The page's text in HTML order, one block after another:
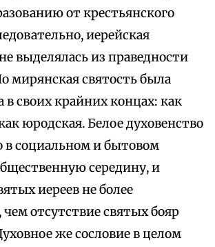
от крестьянского
иерейская
выделялась из праведности
мирянская святость была
в своих крайних концах: как
юродская. Белое духовенство
в социальном и бытовом
середину, и
иереев не более
отсутствие святых бояр
же сословие в целом